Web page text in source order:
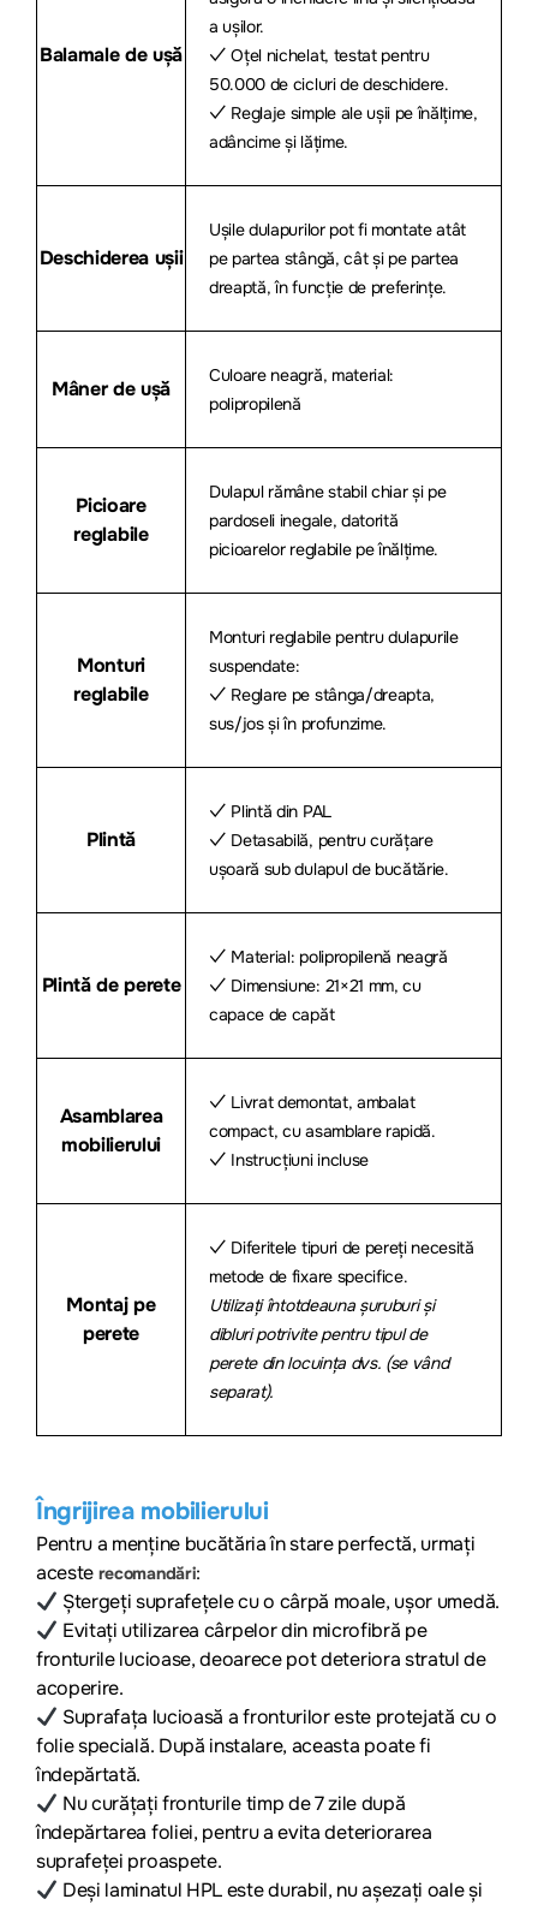
Balamale de ușă
a ușilor.
✓ Oțel nichelat, testat pentru
50.000 de cicluri de deschidere.
✓ Reglaje simple ale ușii pe înălțime,
adâncime și lățime.
Deschiderea ușii
Ușile dulapurilor pot fi montate atât
pe partea stângă, cât și pe partea
dreaptă, în funcție de preferințe.
Mâner de ușă
Culoare neagră, material:
polipropilenă
Picioare
reglabile
Dulapul rămâne stabil chiar și pe
pardoseli inegale, datorită
picioarelor reglabile pe înălțime.
Monturi
reglabile
Monturi reglabile pentru dulapurile
suspendate:
✓ Reglare pe stânga/dreapta,
sus/jos și în profunzime.
Plintă
✓ Plintă din PAL
✓ Detasabilă, pentru curățare
ușoară sub dulapul de bucătărie.
Plintă de perete
✓ Material: polipropilenă neagră
✓ Dimensiune: 21×21 mm, cu
capace de capăt
Asamblarea
mobilierului
✓ Livrat demontat, ambalat
compact, cu asamblare rapidă.
✓ Instrucțiuni incluse
Montaj pe
perete
✓ Diferitele tipuri de pereți necesită
metode de fixare specifice.
Utilizați întotdeauna șuruburi și
dibluri potrivite pentru tipul de
perete din locuința dvs. (se vând
separat).
Îngrijirea mobilierului
Pentru a menține bucătăria în stare perfectă, urmați
aceste recomandări:
Ștergeți suprafețele cu o cârpă moale, ușor umedă.
Evitați utilizarea cârpelor din microfibră pe
fronturile lucioase, deoarece pot deteriora stratul de
acoperire.
Suprafața lucioasă a fronturilor este protejată cu o
folie specială. După instalare, aceasta poate fi
îndepărtată.
Nu curățați fronturile timp de 7 zile după
îndepărtarea foliei, pentru a evita deteriorarea
suprafeței proaspete.
Deși laminatul HPL este durabil, nu așezați oale și